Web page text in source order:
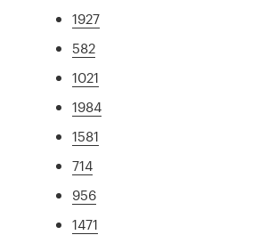
1927
582
1021
1984
1581
714
956
1471